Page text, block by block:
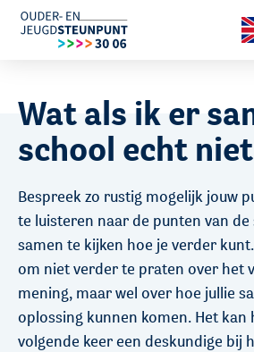
Wat als ik er
school echt
Bespreek zo rustig mogelijk jouw
te luisteren naar de punten van
samen te kijken hoe je verder
om niet verder te praten over het
mening, maar wel over hoe jullie
oplossing kunnen komen. Het kan
volgende keer een deskundige bij